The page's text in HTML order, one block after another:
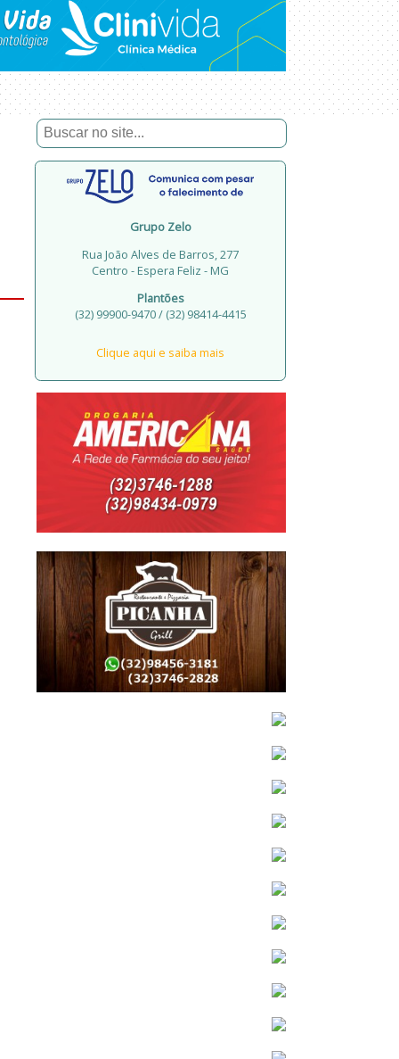
Grupo Zelo
Rua João Alves de Barros, 277
Centro - Espera Feliz - MG
Plantões
(32) 99900-9470 / (32) 98414-4415
Clique aqui e saiba mais